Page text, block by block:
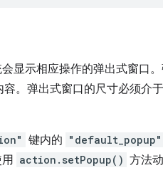
显示相应操作的弹出式窗口
。弹出式窗口的尺寸必须介
键内的 "default_popup"
action.setPopup() 方法